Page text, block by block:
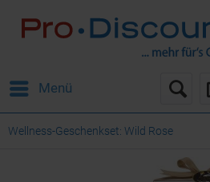
Menü
Wellness-Geschenkset: Wild Rose